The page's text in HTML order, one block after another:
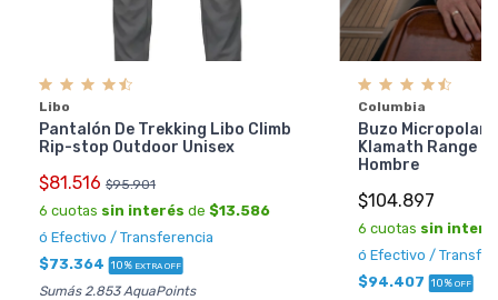
Libo
Pantalón De Trekking Libo Climb
Rip-stop Outdoor Unisex
$81.516 $95.901
6 cuotas sin interés de $13.586
ó Efectivo / Transferencia
$73.364 10% EXTRA OFF
Sumás 2.853 AquaPoints
Columbia
Buzo Micropolar
Klamath Range 2
Hombre
$104.897
6 cuotas sin
ó Efectivo /
$94.407 10% OFF